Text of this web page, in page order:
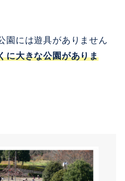
園には遊具がありません
に大きな公園がありま